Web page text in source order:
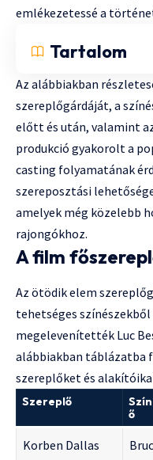
emlékezetessé a
Tartalom
Az alábbiakban
szereplőgárdáját, a
előtt és után, valamint
produkció gyakorolt a
casting folyamatának
szereposztási
amelyek még közelebb
rajongókhoz.
A film
Az ötödik elem
tehetséges
megelevenítették Luc
alábbiakban táblázatba
szereplőket és
Szereplő
ő
Korben Dallas